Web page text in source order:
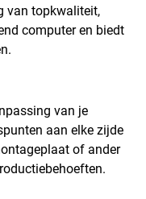
van topkwaliteit,
computer en biedt
van je
aan elke zijde
of ander